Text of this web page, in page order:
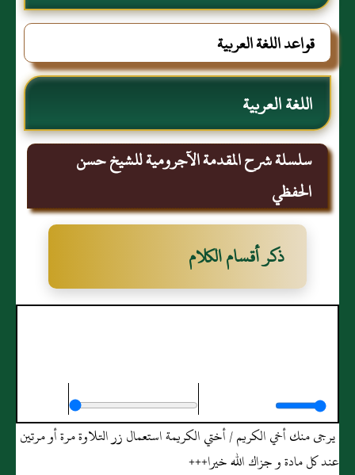
قواعد اللغة العربية
اللغة العربية
سلسلة شرح المقدمة الآجرومية للشيخ حسن
الحفظي
ذكر أقسام الكلام
يرجى منك أخي الكريم / أختي الكريمة استعمال زر التلاوة مرة أو مرتين
عند كل مادة و جزاك الله خيرا+++